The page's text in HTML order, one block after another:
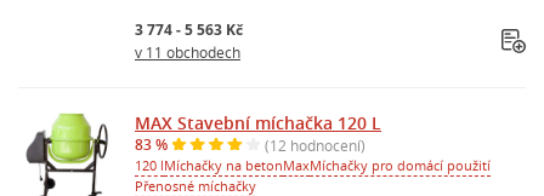
3 774 - 5 563 Kč
v 11 obchodech
MAX Stavební míchačka 120 L
83 % (12 hodnocení)
120 lMíchačky na betonMaxMíchačky pro domácí použití
Přenosné míchačky